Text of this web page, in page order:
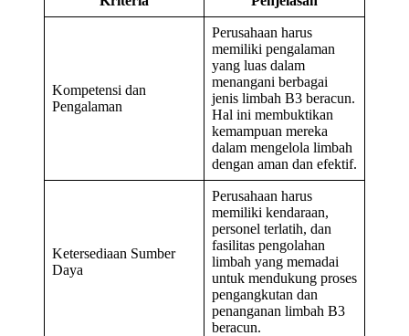
Kompetensi dan
Pengalaman
Perusahaan harus
memiliki pengalaman
yang luas dalam
menangani berbagai
jenis limbah B3 beracun.
Hal ini membuktikan
kemampuan mereka
dalam mengelola limbah
dengan aman dan efektif.
Ketersediaan Sumber
Daya
Perusahaan harus
memiliki kendaraan,
personel terlatih, dan
fasilitas pengolahan
limbah yang memadai
untuk mendukung proses
pengangkutan dan
penanganan limbah B3
beracun.